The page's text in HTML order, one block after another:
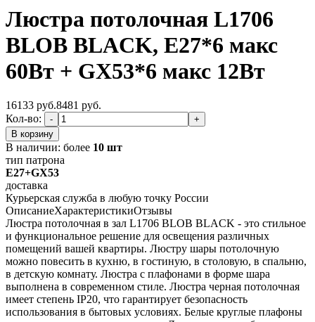
Люстра потолочная L1706
BLOB BLACK, E27*6 макс
60Вт + GX53*6 макс 12Вт
16133 руб.8481 руб.
Кол-во:
-
+
В корзину
В наличии: более 10 шт
тип патрона
E27+GX53
доставка
Курьерская служба в любую точку России
ОписаниеХарактеристикиОтзывы
Люстра потолочная в зал L1706 BLOB BLACK - это стильное
и функциональное решение для освещения различных
помещений вашей квартиры. Люстру шары потолочную
можно повесить в кухню, в гостиную, в столовую, в спальню,
в детскую комнату. Люстра с плафонами в форме шара
выполнена в современном стиле. Люстра черная потолочная
имеет степень IP20, что гарантирует безопасность
использования в бытовых условиях. Белые круглые плафоны